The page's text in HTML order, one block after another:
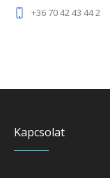
+36 70 42 43 44 2
Kapcsolat